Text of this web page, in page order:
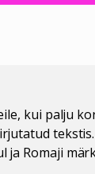
kui palju
ja Romaji